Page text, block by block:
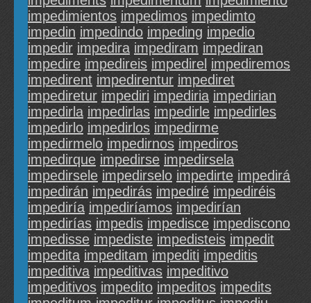
impedimientos impedimos impedimto
impedin impedindo impeding impedio
impedir impedira impediram impediran
impedire impedireis impedirel impediremos
impedirent impedirentur impediret
impediretur impediri impediria impedirian
impedirla impedirlas impedirle impedirles
impedirlo impedirlos impedirme
impedirmelo impedirnos impediros
impedirque impedirse impedirsela
impedirsele impedirselo impedirte impedirá
impedirán impedirás impediré impediréis
impediría impediríamos impedirían
impedirías impedis impedisce impediscono
impedisse impediste impedisteis impedit
impedita impeditam impediti impeditis
impeditiva impeditivas impeditivo
impeditivos impedito impeditos impedits